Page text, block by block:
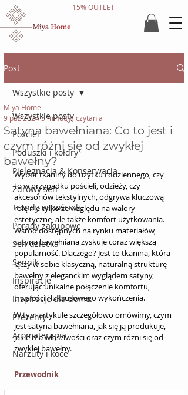
15% OUTLET
Post
Wszystkie posty
Pościel
Poduszki i kołdry
Pielęgnacja & Konserwacja
Zdrowy sen
Trendy w pościeli
Porady zakupowe
Sen dziecka
Sennik
Inspiracje
Inspiracje dla domu
Prezenty
Aromaterapia
Narzuty i koce
Wszystkie posty
Satyna bawełniana: Co to jest i
czym różni się od zwykłej
bawełny?
Miya Home
9 paź 20245 minut(y) czytania
Wybór tkaniny do użytku codziennego, czy
to w przypadku pościeli, odzieży, czy
akcesoriów tekstylnych, odgrywa kluczową
rolę nie tylko ze względu na walory
estetyczne, ale także komfort użytkowania.
Wśród dostępnych na rynku materiałów,
satyna bawełniana zyskuje coraz większą
popularność. Dlaczego? Jest to tkanina, która
łączy w sobie klasyczną, naturalną strukturę
bawełny z eleganckim wyglądem satyny,
oferując unikalne połączenie komfortu,
trwałości i luksusowego wykończenia.
W tym artykule szczegółowo omówimy, czym
jest satyna bawełniana, jak się ją produkuje,
jakie ma właściwości oraz czym różni się od
zwykłej bawełny.
Przewodnik